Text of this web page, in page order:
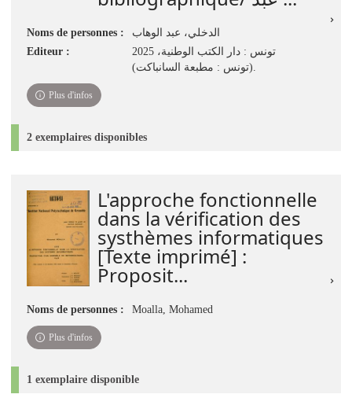
Noms de personnes :
الدخلي، عبد الوهاب
Editeur :
تونس : دار الكتب الوطنية، 2025
(تونس : مطبعة السانباكت).
Plus d'infos
2 exemplaires disponibles
L'approche fonctionnelle
dans la vérification des
systhèmes informatiques
[Texte imprimé] :
Proposit...
Noms de personnes : Moalla, Mohamed
Plus d'infos
1 exemplaire disponible